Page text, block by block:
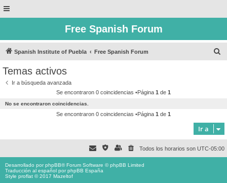
Free Spanish Forum
Spanish Institute of Puebla Free Spanish Forum
Temas activos
Ir a búsqueda avanzada
Se encontraron 0 coincidencias •Página 1 de 1
No se encontraron coincidencias.
Se encontraron 0 coincidencias •Página 1 de 1
Ir a
Todos los horarios son UTC-05:00
Desarrollado porphpBB® Forum Software © phpBB Limited
Traducción al español porphpBB España
Style proflat © 2017 Mazeltof